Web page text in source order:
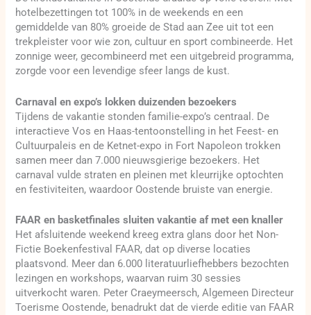
hotelbezettingen tot 100% in de weekends en een
gemiddelde van 80% groeide de Stad aan Zee uit tot een
trekpleister voor wie zon, cultuur en sport combineerde. Het
zonnige weer, gecombineerd met een uitgebreid programma,
zorgde voor een levendige sfeer langs de kust.
Carnaval en expo’s lokken duizenden bezoekers
Tijdens de vakantie stonden familie-expo’s centraal. De
interactieve Vos en Haas-tentoonstelling in het Feest- en
Cultuurpaleis en de Ketnet-expo in Fort Napoleon trokken
samen meer dan 7.000 nieuwsgierige bezoekers. Het
carnaval vulde straten en pleinen met kleurrijke optochten
en festiviteiten, waardoor Oostende bruiste van energie.
FAAR en basketfinales sluiten vakantie af met een knaller
Het afsluitende weekend kreeg extra glans door het Non-
Fictie Boekenfestival FAAR, dat op diverse locaties
plaatsvond. Meer dan 6.000 literatuurliefhebbers bezochten
lezingen en workshops, waarvan ruim 30 sessies
uitverkocht waren. Peter Craeymeersch, Algemeen Directeur
Toerisme Oostende, benadrukt dat de vierde editie van FAAR